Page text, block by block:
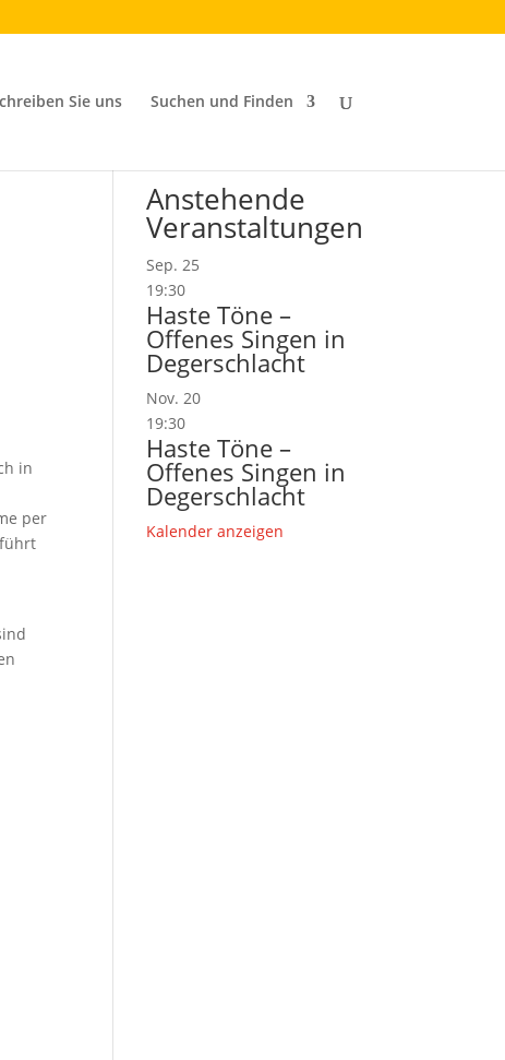
Sie uns Suchen und Finden
in
per
Anstehende
Veranstaltungen
Sep.25
19:30
Haste Töne –
Offenes Singen in
Degerschlacht
Nov.20
19:30
Haste Töne –
Offenes Singen in
Degerschlacht
Kalender anzeigen